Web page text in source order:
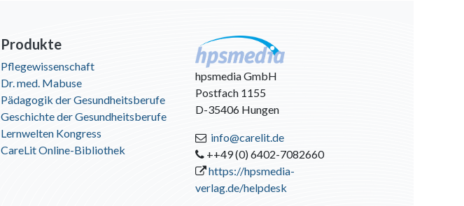
Produkte
Pflegewissenschaft
Dr. med. Mabuse
Pädagogik der Gesundheitsberufe
Geschichte der Gesundheitsberufe
Lernwelten Kongress
CareLit Online-Bibliothek
hpsmedia GmbH
Postfach 1155
D-35406 Hungen
info@carelit.de
++49 (0) 6402-7082660
https://hpsmedia-
verlag.de/helpdesk